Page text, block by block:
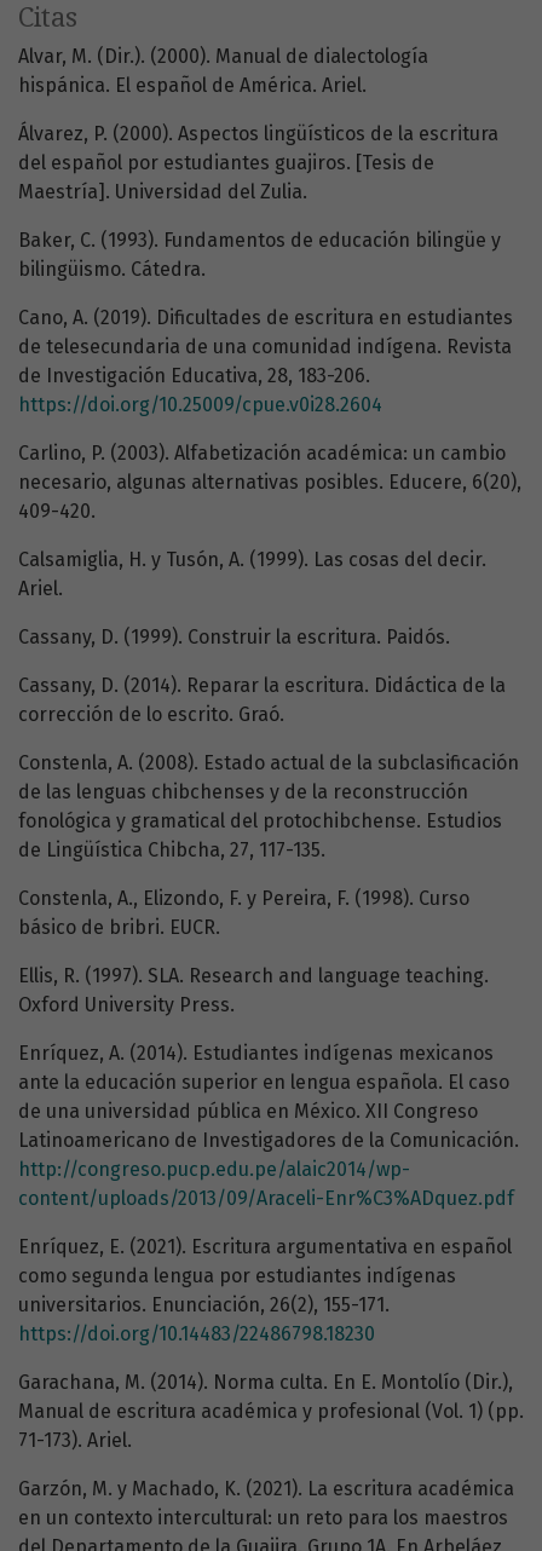
Citas
Alvar, M. (Dir.). (2000). Manual de dialectología
hispánica. El español de América. Ariel.
Álvarez, P. (2000). Aspectos lingüísticos de la escritura
del español por estudiantes guajiros. [Tesis de
Maestría]. Universidad del Zulia.
Baker, C. (1993). Fundamentos de educación bilingüe y
bilingüismo. Cátedra.
Cano, A. (2019). Dificultades de escritura en estudiantes
de telesecundaria de una comunidad indígena. Revista
de Investigación Educativa, 28, 183-206.
https://doi.org/10.25009/cpue.v0i28.2604
Carlino, P. (2003). Alfabetización académica: un cambio
necesario, algunas alternativas posibles. Educere, 6(20),
409-420.
Calsamiglia, H. y Tusón, A. (1999). Las cosas del decir.
Ariel.
Cassany, D. (1999). Construir la escritura. Paidós.
Cassany, D. (2014). Reparar la escritura. Didáctica de la
corrección de lo escrito. Graó.
Constenla, A. (2008). Estado actual de la subclasificación
de las lenguas chibchenses y de la reconstrucción
fonológica y gramatical del protochibchense. Estudios
de Lingüística Chibcha, 27, 117-135.
Constenla, A., Elizondo, F. y Pereira, F. (1998). Curso
básico de bribri. EUCR.
Ellis, R. (1997). SLA. Research and language teaching.
Oxford University Press.
Enríquez, A. (2014). Estudiantes indígenas mexicanos
ante la educación superior en lengua española. El caso
de una universidad pública en México. XII Congreso
Latinoamericano de Investigadores de la Comunicación.
http://congreso.pucp.edu.pe/alaic2014/wp-
content/uploads/2013/09/Araceli-Enr%C3%ADquez.pdf
Enríquez, E. (2021). Escritura argumentativa en español
como segunda lengua por estudiantes indígenas
universitarios. Enunciación, 26(2), 155-171.
https://doi.org/10.14483/22486798.18230
Garachana, M. (2014). Norma culta. En E. Montolío (Dir.),
Manual de escritura académica y profesional (Vol. 1) (pp.
71-173). Ariel.
Garzón, M. y Machado, K. (2021). La escritura académica
en un contexto intercultural: un reto para los maestros